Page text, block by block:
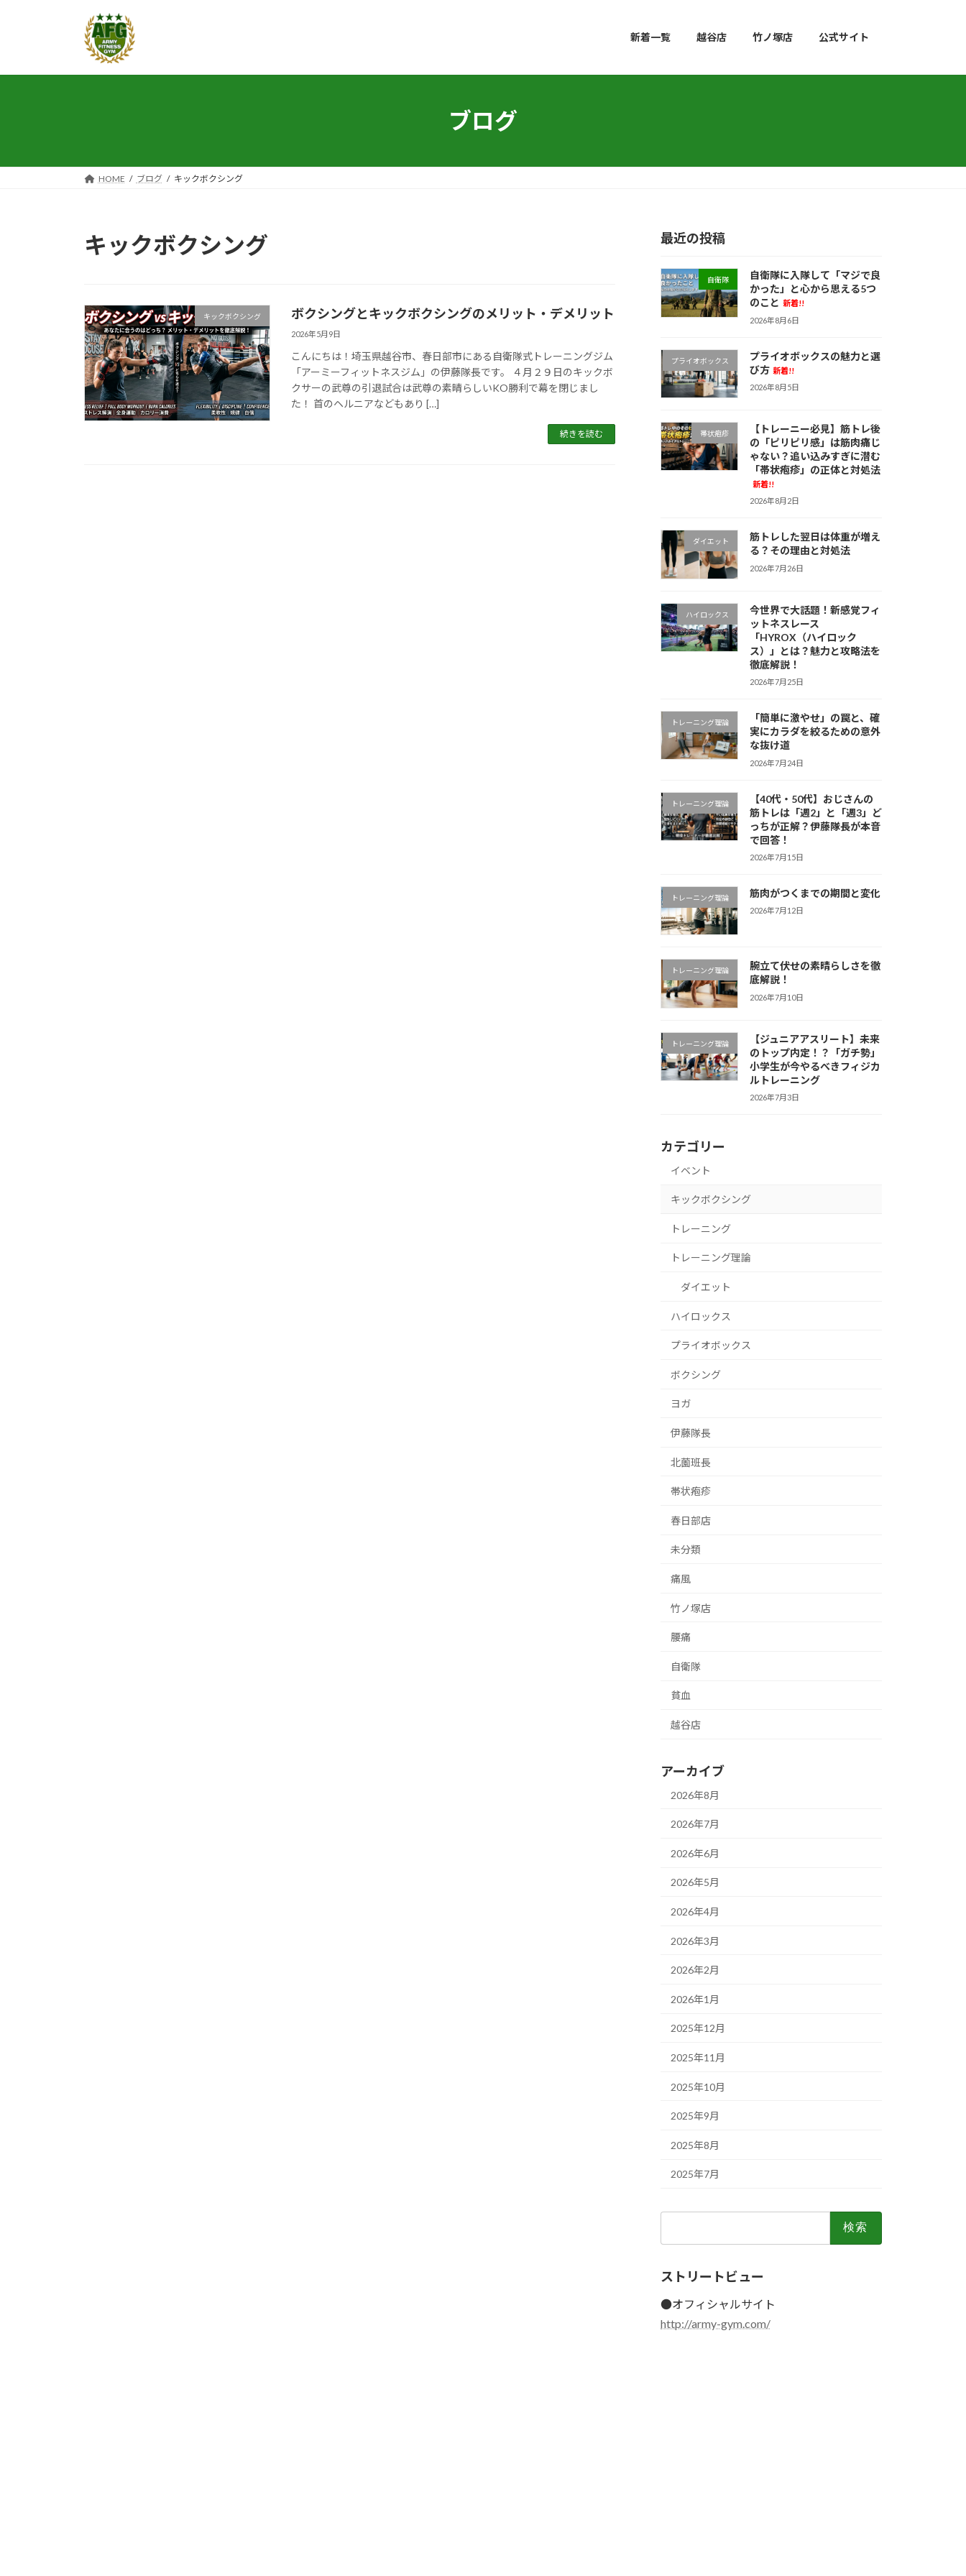
ツ
プ
シ
動
新着一覧 越谷店 竹ノ塚店 公式サイト
ブログ
HOME ブログ キックボクシング
キックボクシング
キックボクシング ボクシングとキックボクシングのメリット・デメリット
2026年5月9日
こんにちは！埼玉県越谷市、春日部市にある自衛隊式トレーニングジム
「アーミーフィットネスジム」の伊藤隊長です。 ４月２９日のキックボ
クサーの武尊の引退試合は武尊の素晴らしいKO勝利で幕を閉じまし
た！ 首のヘルニアなどもあり […]
続きを読む
最近の投稿
自衛隊
自衛隊に入隊して「マジで良
かった」と心から思える5つ
のこと 新着!!
2026年8月6日
プライオボックス
プライオボックスの魅力と選
び方 新着!!
2026年8月5日
帯状疱疹
【トレーニー必見】筋トレ後
の「ピリピリ感」は筋肉痛じ
ゃない？追い込みすぎに潜む
「帯状疱疹」の正体と対処法
新着!!
2026年8月2日
ダイエット
筋トレした翌日は体重が増え
る？その理由と対処法
2026年7月26日
ハイロックス
今世界で大話題！新感覚フィ
ットネスレース
「HYROX（ハイロック
ス）」とは？魅力と攻略法を
徹底解説！
2026年7月25日
トレーニング理論
「簡単に激やせ」の罠と、確
実にカラダを絞るための意外
な抜け道
2026年7月24日
トレーニング理論
【40代・50代】おじさんの
筋トレは「週2」と「週3」ど
っちが正解？伊藤隊長が本音
で回答！
2026年7月15日
トレーニング理論 筋肉がつくまでの期間と変化
2026年7月12日
トレーニング理論
腕立て伏せの素晴らしさを徹
底解説！
2026年7月10日
トレーニング理論
【ジュニアアスリート】未来
のトップ内定！？「ガチ勢」
小学生が今やるべきフィジカ
ルトレーニング
2026年7月3日
カテゴリー
イベント
キックボクシング
トレーニング
トレーニング理論
ダイエット
ハイロックス
プライオボックス
ボクシング
ヨガ
伊藤隊長
北薗班長
帯状疱疹
春日部店
未分類
痛風
竹ノ塚店
腰痛
自衛隊
貧血
越谷店
アーカイブ
2026年8月
2026年7月
2026年6月
2026年5月
2026年4月
2026年3月
2026年2月
2026年1月
2025年12月
2025年11月
2025年10月
2025年9月
2025年8月
2025年7月
ストリートビュー
●オフィシャルサイト
http://army-gym.com/